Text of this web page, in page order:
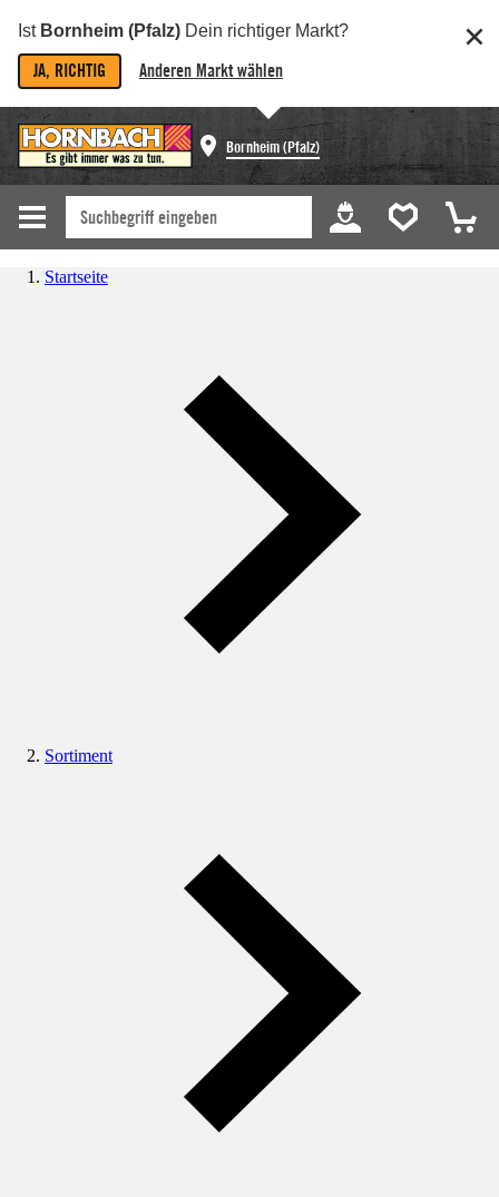
Ist Bornheim (Pfalz) Dein richtiger Markt?
JA, RICHTIG Anderen Markt wählen
Bornheim (Pfalz)
Startseite
Sortiment